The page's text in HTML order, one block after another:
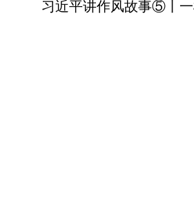
习近平讲作风故事⑤丨一